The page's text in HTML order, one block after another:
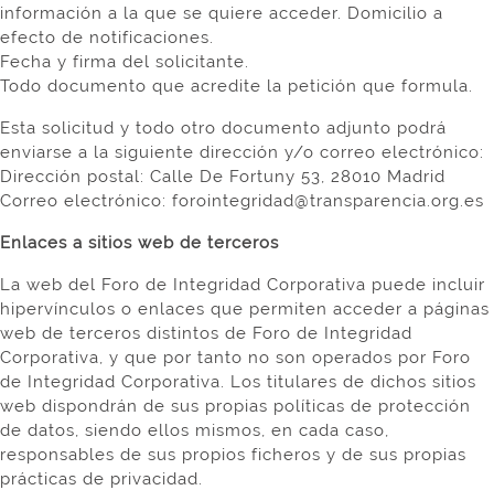
información a la que se quiere acceder. Domicilio a
efecto de notificaciones.
Fecha y firma del solicitante.
Todo documento que acredite la petición que formula.
Esta solicitud y todo otro documento adjunto podrá
enviarse a la siguiente dirección y/o correo electrónico:
Dirección postal: Calle De Fortuny 53, 28010 Madrid
Correo electrónico: forointegridad@transparencia.org.es
Enlaces a sitios web de terceros
La web del Foro de Integridad Corporativa puede incluir
hipervínculos o enlaces que permiten acceder a páginas
web de terceros distintos de Foro de Integridad
Corporativa, y que por tanto no son operados por Foro
de Integridad Corporativa. Los titulares de dichos sitios
web dispondrán de sus propias políticas de protección
de datos, siendo ellos mismos, en cada caso,
responsables de sus propios ficheros y de sus propias
prácticas de privacidad.